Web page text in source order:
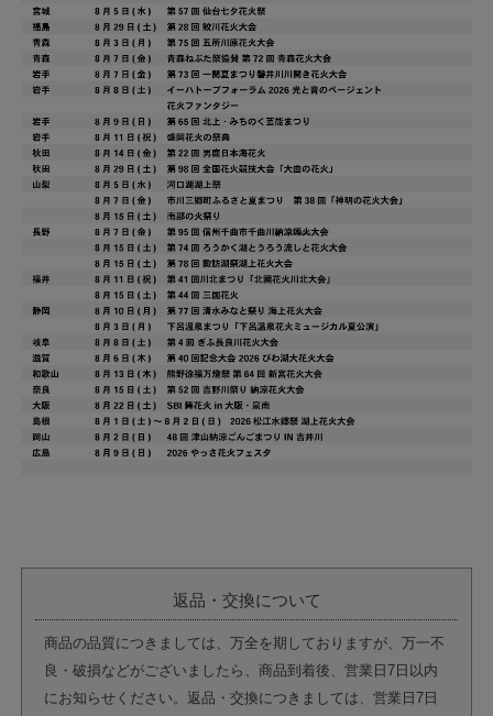
返品・交換について
商品の品質につきましては、万全を期しておりますが、万一不
良・破損などがございましたら、商品到着後、営業日7日以内
にお知らせください。返品・交換につきましては、営業日7日